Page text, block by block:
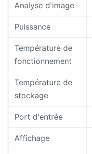
Analyse d'image
Puissance
Température de
fonctionnement
Température de
stockage
Port d'entrée
Affichage